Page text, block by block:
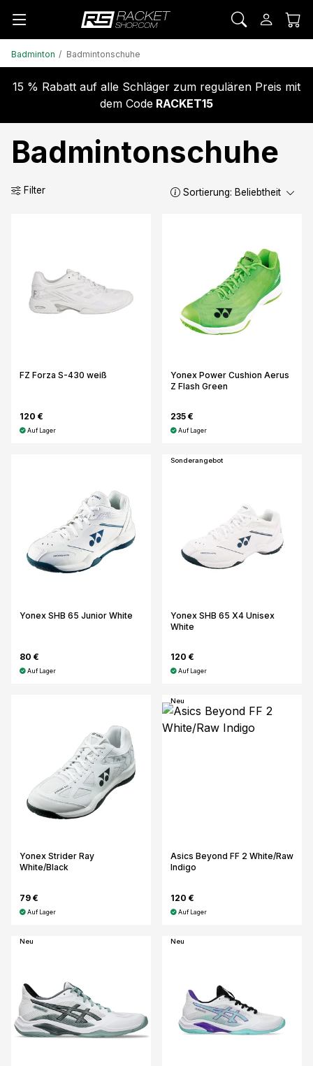
Badminton Badmintonschuhe
15 % Rabatt auf alle Schläger zum regulären Preis mit
dem Code RACKET15
Badmintonschuhe
Filter Sortierung: Beliebtheit
FZ Forza S-430 weiß
120 €
Auf Lager
Yonex Power Cushion Aerus
Z Flash Green
235 €
Auf Lager
Yonex SHB 65 Junior White
80 €
Auf Lager
Sonderangebot
Yonex SHB 65 X4 Unisex
White
120 €
Auf Lager
Yonex Strider Ray
White/Black
79 €
Auf Lager
Neu
Asics Beyond FF 2 White/Raw
Indigo
120 €
Auf Lager
Neu Neu